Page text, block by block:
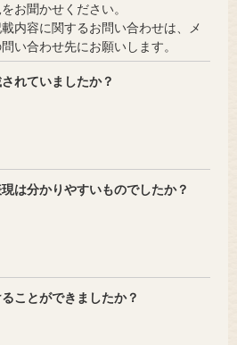
お聞かせください。
内容に関するお問い合わせは、メ
い合わせ先にお願いします。
れていましたか？
は分かりやすいものでしたか？
ことができましたか？